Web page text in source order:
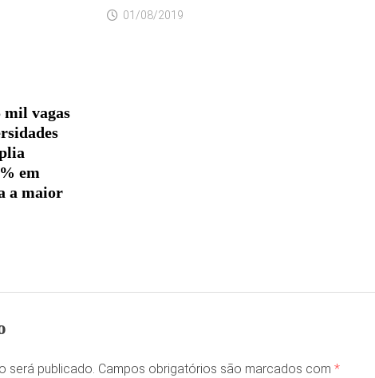
mil vagas
em
a maior
01/08/2019
será publicado. Campos obrigatórios são marcados com *